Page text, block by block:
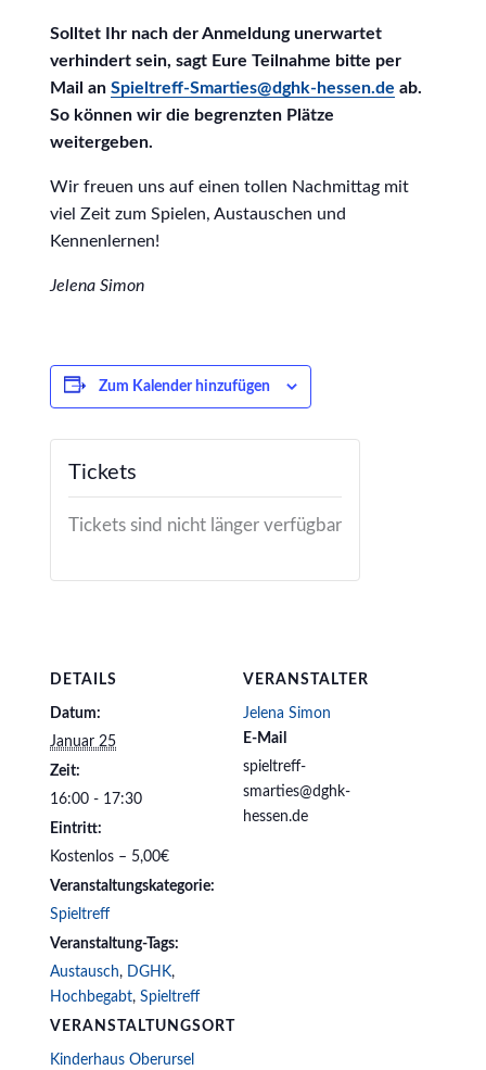
Solltet Ihr nach der Anmeldung unerwartet
verhindert sein, sagt Eure Teilnahme bitte per
Mail anSpieltreff-Smarties@dghk-hessen.de ab.
So können wir die begrenzten Plätze
weitergeben.
Wir freuen uns auf einen tollen Nachmittag mit
viel Zeit zum Spielen, Austauschen und
Kennenlernen!
Jelena Simon
Zum Kalender hinzufügen
DETAILS
Datum:
Januar 25
Zeit:
16:00 - 17:30
Eintritt:
Kostenlos – 5,00€
Veranstaltungskategorie:
Spieltreff
Veranstaltung-Tags:
Austausch, DGHK,
Hochbegabt,Spieltreff
VERANSTALTUNGSORT
Kinderhaus Oberursel
VERANSTALTER
Jelena Simon
E-Mail
spieltreff-
smarties@dghk-
hessen.de
Tickets
Tickets sind nicht länger verfügbar